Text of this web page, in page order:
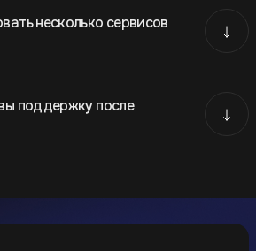
несколько сервисов
поддержку после